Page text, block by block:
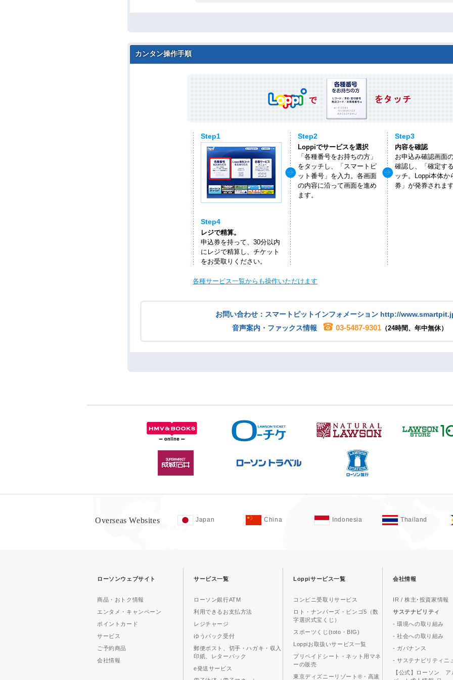
カンタン操作手順
Step1 Step2
Loppiでサービスを選択
「各種番号をお持ちの方」
をタッチし、「スマートピ
ット番号」を入力。各画面
の内容に沿って画面を進め
ます。
Step3
内容を確認
お申込み確認画面
確認し、「確定す
ッチ。Loppi本体か
券」が発券されま
Step4
レジで精算。
申込券を持って、30分以内
にレジで精算し、チケット
をお受取りください。
各種サービス一覧からも操作いただけます
お問い合わせ：スマートピットインフォメーション http://
音声案内・ファックス情報
03-5487-9301 （24時間、年中無休）
Overseas Websites Japan China Indonesia Thailand
ローソンウェブサイト
商品・おトク情報
エンタメ・キャンペーン
ポイントカード
サービス
ご予約商品
会社情報
サービス一覧
ローソン銀行ATM
利用できるお支払方法
レジチャージ
ゆうパック受付
郵便ポスト、切手・ハガキ・収入
印紙、レターパック
e発送サービス
Loppiサービス一覧
コンビニ受取りサービス
ロト・ナンバーズ・ビンゴ5（数
字選択式宝くじ）
スポーツくじ(toto・BIG)
Loppiお取扱いサービス一覧
プリペイドシート・ネット用マネ
ーの販売
東京ディズニーリゾート®・高速
会社情報
IR / 株主･投資家情報
サステナビリティ
- 環境への取り組み
- 社会への取り組み
- ガバナンス
- サステナビリティニ
【公式】ローソン ア